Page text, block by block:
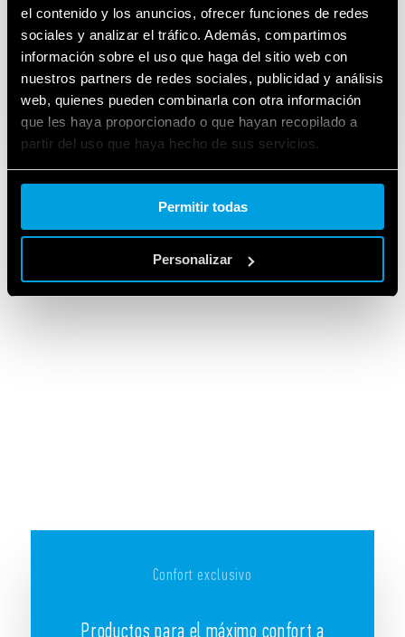
el contenido y los anuncios, ofrecer funciones de redes
sociales y analizar el tráfico. Además, compartimos
información sobre el uso que haga del sitio web con
nuestros partners de redes sociales, publicidad y análisis
web, quienes pueden combinarla con otra información
que les haya proporcionado o que hayan recopilado a
partir del uso que haya hecho de sus servicios.
Cookie policy.
Permitir todas
Personalizar
HAGA CLIC AQUÍ PARA DESCUBRIR LOS
PRODUCTOS
Confort exclusivo
Productos para el máximo confort a